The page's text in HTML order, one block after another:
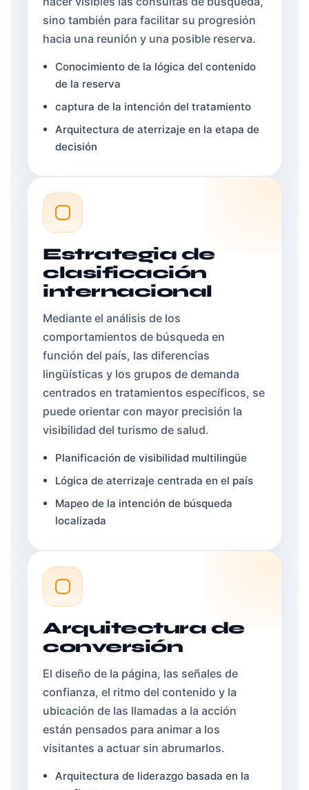
sino también para facilitar su progresión
hacia una reunión y una posible reserva.
Conocimiento de la lógica del contenido
de la reserva
captura de la intención del tratamiento
Arquitectura de aterrizaje en la etapa de
decisión
Estrategia de
clasificación
internacional
Mediante el análisis de los
comportamientos de búsqueda en
función del país, las diferencias
lingüísticas y los grupos de demanda
centrados en tratamientos específicos, se
puede orientar con mayor precisión la
visibilidad del turismo de salud.
Planificación de visibilidad multilingüe
Lógica de aterrizaje centrada en el país
Mapeo de la intención de búsqueda
localizada
Arquitectura de
conversión
El diseño de la página, las señales de
confianza, el ritmo del contenido y la
ubicación de las llamadas a la acción
están pensados para animar a los
visitantes a actuar sin abrumarlos.
Arquitectura de liderazgo basada en la